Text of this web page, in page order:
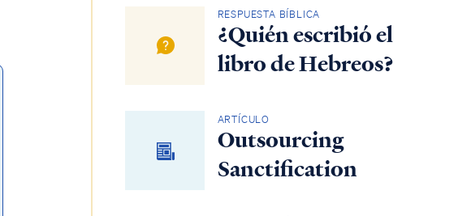
RESPUESTA BÍBLICA
¿Quién escribió el
libro de Hebreos?
ARTÍCULO
Outsourcing
Sanctification